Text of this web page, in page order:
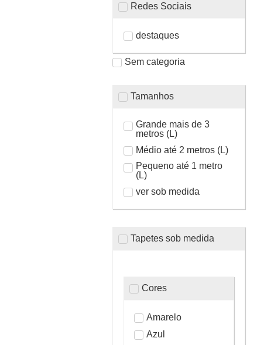
Redes Sociais
destaques
Sem categoria
Tamanhos
Grande mais de 3
metros (L)
Médio até 2 metros (L)
Pequeno até 1 metro
(L)
ver sob medida
Tapetes sob medida
Cores
Amarelo
Azul